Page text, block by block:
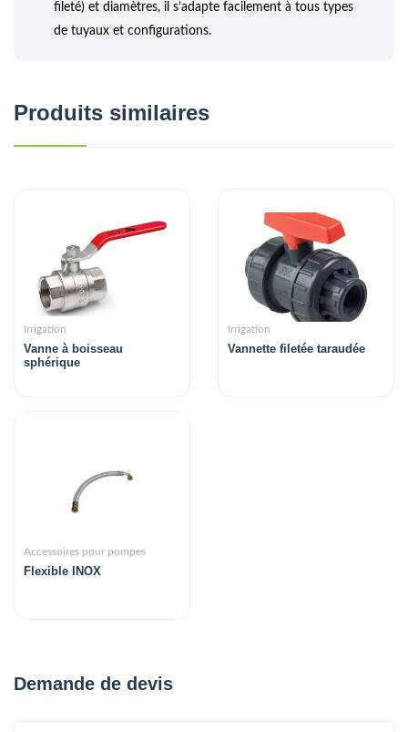
fileté) et diamètres, il s’adapte facilement à tous types
de tuyaux et configurations.
Produits similaires
Irrigation
Vanne à boisseau
sphérique
Irrigation
Vannette filetée taraudée
Accessoires pour pompes
Flexible INOX
Demande de devis